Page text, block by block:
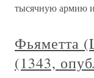
тысячную армию и
Фьяметта
(1343,